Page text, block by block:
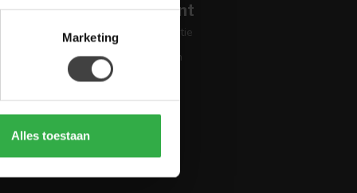
Marketing
Alles toestaan
Mijn account
Account informatie
Mijn bestellingen
Mijn tickets
Alle producten